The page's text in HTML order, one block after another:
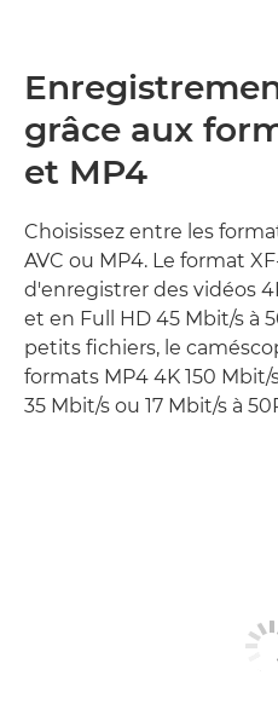
grâce aux
et MP4
Choisissez entre les
AVC ou MP4. Le format
d'enregistrer des vidéos
et en Full HD 45 Mbit/s à
petits fichiers, le
formats MP4 4K 150 Mbit/
35 Mbit/s ou 17 Mbit/s à